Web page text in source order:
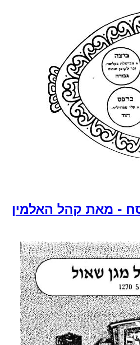
- מאת קהל האלמין